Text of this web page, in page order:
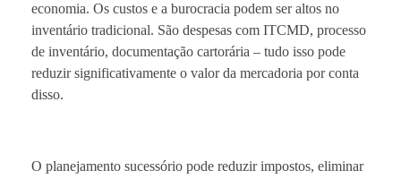
economia. Os custos e a burocracia podem ser altos no
inventário tradicional. São despesas com ITCMD, processo
de inventário, documentação cartorária – tudo isso pode
reduzir significativamente o valor da mercadoria por conta
disso.
O planejamento sucessório pode reduzir impostos, eliminar